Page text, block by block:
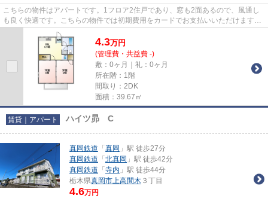
こちらの物件はアパートです。1フロア2住戸であり、窓も2面あるので、風通し
も良く快適です。こちらの物件では初期費用をカードでお支払いいただけます。
「コーポ青山 Ⅱ」の物件情報...
4.3万円
(管理費・共益費 -)
敷：0ヶ月｜礼：0ヶ月
所在階：1階
間取り：2DK
面積：39.67㎡
賃貸｜アパート ハイツ昴 C
真岡鉄道 「 真岡 」駅 徒歩27分
真岡鉄道 「 北真岡 」駅 徒歩42分
真岡鉄道 「 寺内 」駅 徒歩44分
栃木県真岡市上高間木 ３丁目
4.6万円